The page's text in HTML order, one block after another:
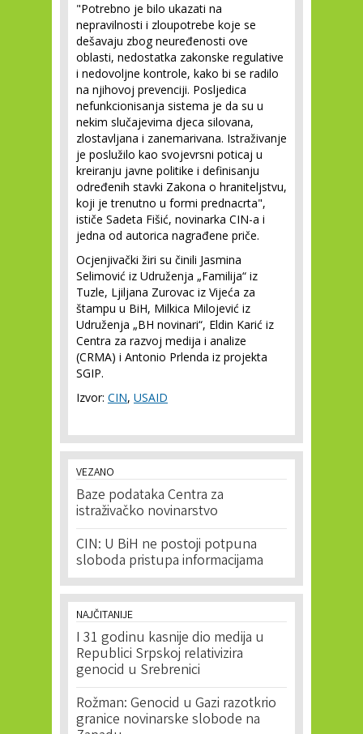
"Potrebno je bilo ukazati na
nepravilnosti i zloupotrebe koje se
dešavaju zbog neuređenosti ove
oblasti, nedostatka zakonske regulative
i nedovoljne kontrole, kako bi se radilo
na njihovoj prevenciji. Posljedica
nefunkcionisanja sistema je da su u
nekim slučajevima djeca silovana,
zlostavljana i zanemarivana. Istraživanje
je poslužilo kao svojevrsni poticaj u
kreiranju javne politike i definisanju
određenih stavki Zakona o hraniteljstvu,
koji je trenutno u formi prednacrta",
ističe Sadeta Fišić, novinarka CIN-a i
jedna od autorica nagrađene priče.
Ocjenjivački žiri su činili Jasmina
Selimović iz Udruženja „Familija“ iz
Tuzle, Ljiljana Zurovac iz Vijeća za
štampu u BiH, Milkica Milojević iz
Udruženja „BH novinari“, Eldin Karić iz
Centra za razvoj medija i analize
(CRMA) i Antonio Prlenda iz projekta
SGIP.
Izvor: CIN, USAID
VEZANO
Baze podataka Centra za
istraživačko novinarstvo
CIN: U BiH ne postoji potpuna
sloboda pristupa informacijama
NAJČITANIJE
I 31 godinu kasnije dio medija u
Republici Srpskoj relativizira
genocid u Srebrenici
Rožman: Genocid u Gazi razotkrio
granice novinarske slobode na